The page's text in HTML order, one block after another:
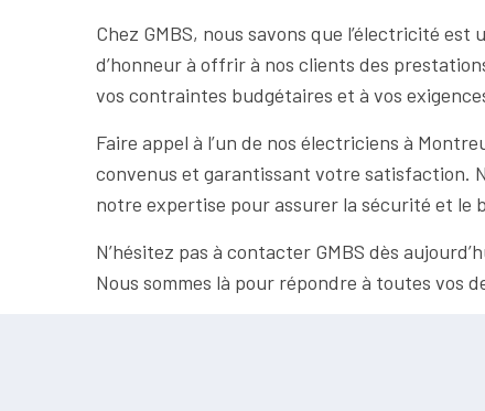
Chez GMBS, nous savons que l’électricité
d’honneur à offrir à nos clients des
vos contraintes budgétaires et à vos
Faire appel à l’un de nos électriciens à
convenus et garantissant votre satisfaction.
notre expertise pour assurer la sécurité et
N’hésitez pas à contacter GMBS dès
Nous sommes là pour répondre à toutes vos